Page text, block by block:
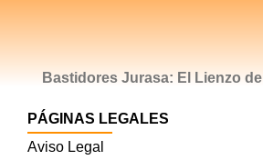
Bastidores Jurasa: El Lienzo
PÁGINAS LEGALES
Aviso Legal